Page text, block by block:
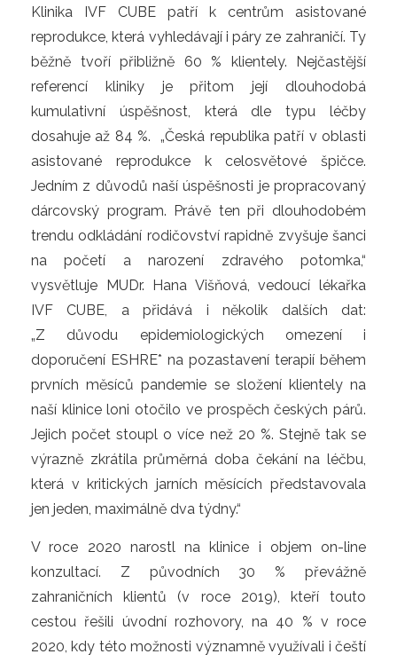
Klinika IVF CUBE patří k centrům asistované
reprodukce, která vyhledávají i páry ze zahraničí. Ty
běžně tvoří přibližně 60 % klientely. Nejčastější
referencí kliniky je přitom její dlouhodobá
kumulativní úspěšnost, která dle typu léčby
dosahuje až 84 %. „Česká republika patří v oblasti
asistované reprodukce k celosvětové špičce.
Jedním z důvodů naší úspěšnosti je propracovaný
dárcovský program. Právě ten při dlouhodobém
trendu odkládání rodičovství rapidně zvyšuje šanci
na početí a narození zdravého potomka,“
vysvětluje MUDr. Hana Višňová, vedoucí lékařka
IVF CUBE, a přidává i několik dalších dat:
„Z důvodu epidemiologických omezení i
doporučení ESHRE* na pozastavení terapií během
prvních měsíců pandemie se složení klientely na
naší klinice loni otočilo ve prospěch českých párů.
Jejich počet stoupl o více než 20 %. Stejně tak se
výrazně zkrátila průměrná doba čekání na léčbu,
která v kritických jarních měsících představovala
jen jeden, maximálně dva týdny.“
V roce 2020 narostl na klinice i objem on-line
konzultací. Z původních 30 % převážně
zahraničních klientů (v roce 2019), kteří touto
cestou řešili úvodní rozhovory, na 40 % v roce
2020, kdy této možnosti významně využívali i čeští